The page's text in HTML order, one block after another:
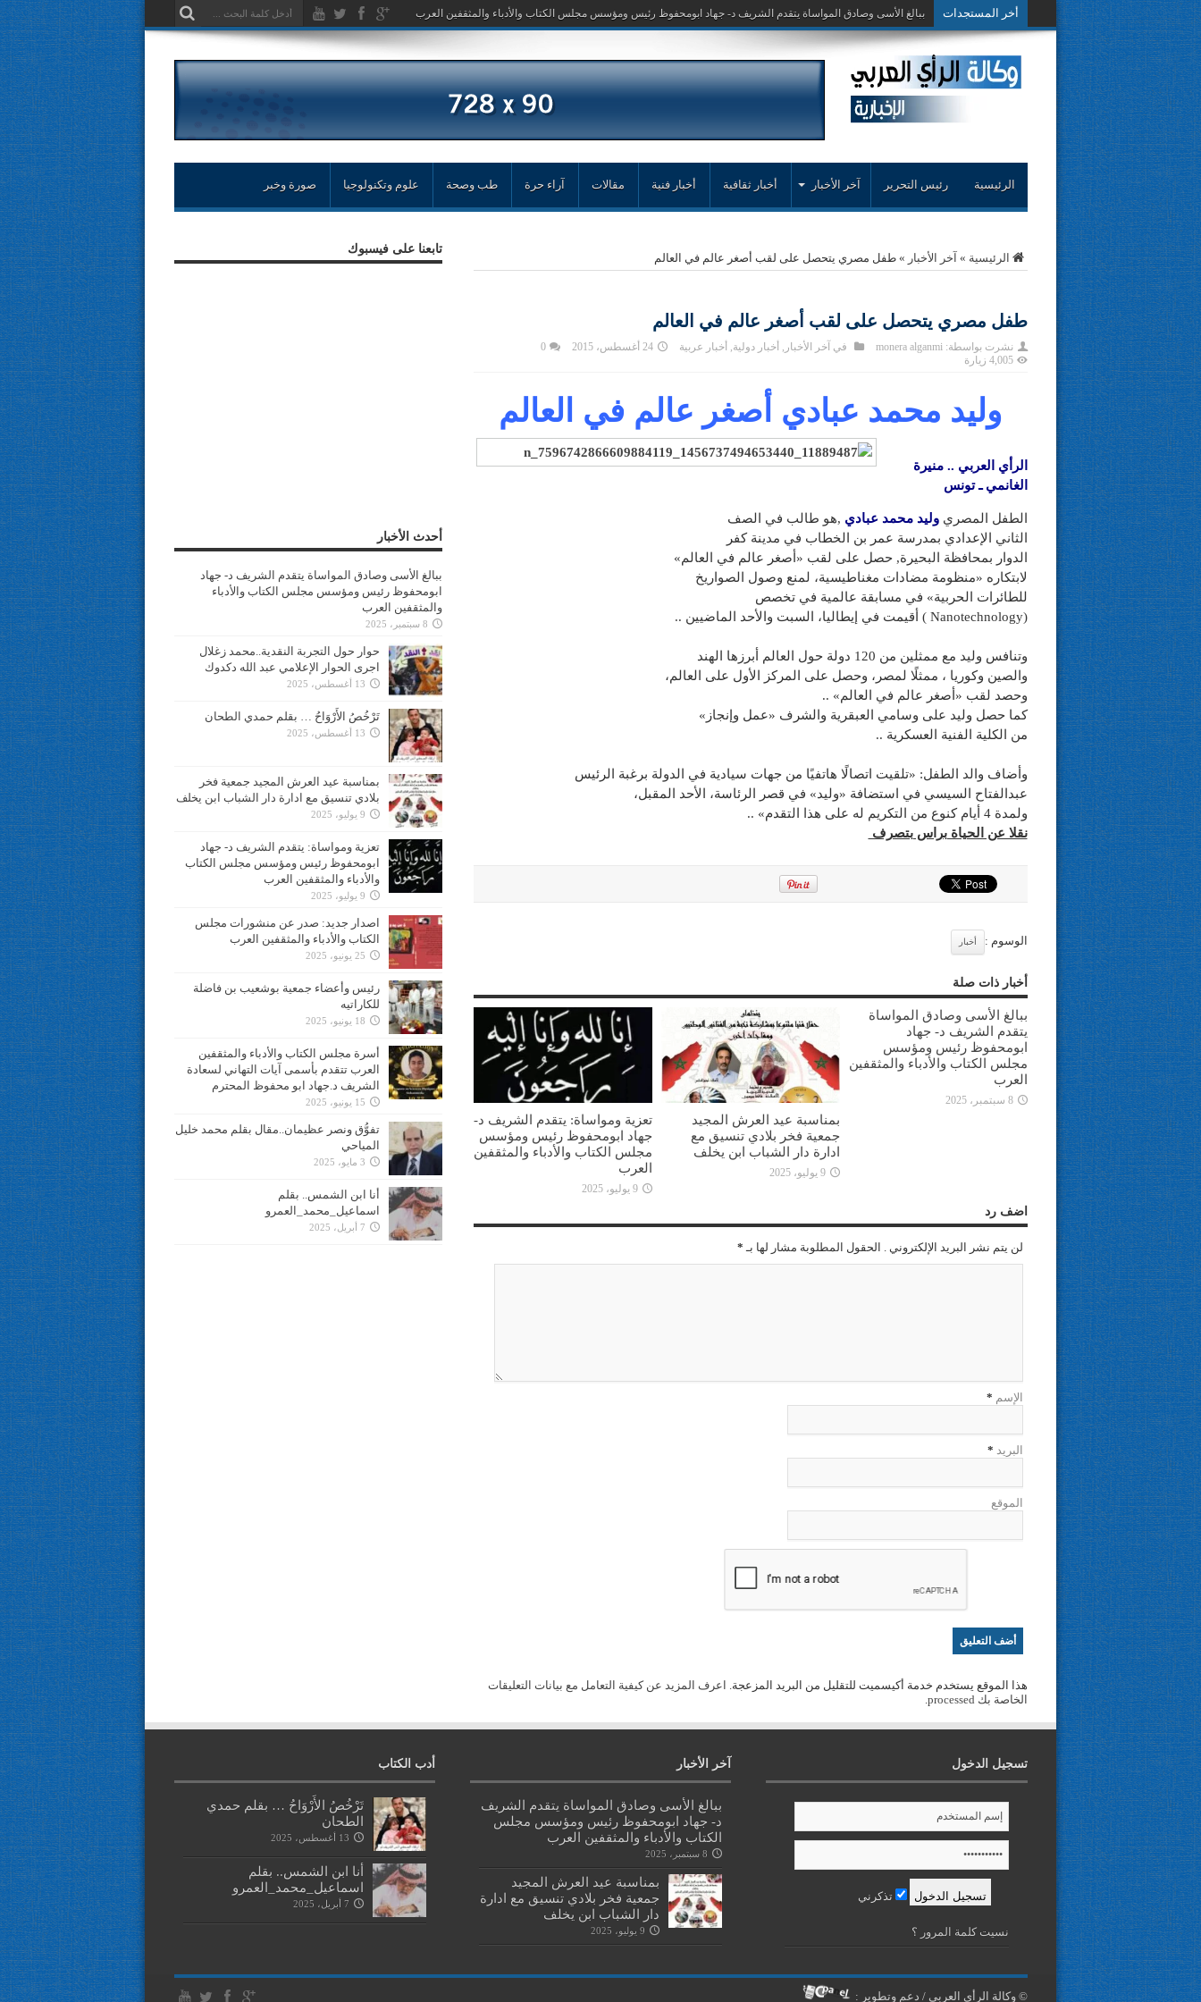
أخر المستجدات حوار حول التجربة
الرئيسية رئيس التحرير آخر الأخبار أخبار ثقافية أخبار فنية مقالات آراء حرة طب وصحة علوم وتكنولوجيا صورة وخبر
الرئيسية » آخر الأخبار »طفل مصري يتحصل على لقب أصغر عالم في العالم
طفل مصري يتحصل على لقب أصغر عالم في العالم
نشرت بواسطة:monera alganmi في آخر الأخبار , أخبار دولية, أخبار عربية 24 أغسطس، 2015
0
4,005 زيارة
وليد محمد عبادي أصغر عالم في العالم
الرأي العربي .. منيرة
الغانمي ـ تونس
الطفل المصريوليد محمد عبادي ,هو طالب في الصف
الثاني الإعدادي بمدرسة عمر بن الخطاب في مدينة كفر
الدوار بمحافظة البحيرة, حصل على لقب «أصغر عالم في العالم»
لابتكاره «منظومة مضادات مغناطيسية، لمنع وصول الصواريخ
للطائرات الحربية» في مسابقة عالمية في تخصص
(Nanotechnology ) أقيمت في إيطاليا، السبت والأحد الماضيين ..
وتنافس وليد مع ممثلين من 120 دولة حول العالم أبرزها الهند
والصين وكوريا ، ممثلًا لمصر، وحصل على المركز الأول على العالم،
وحصد لقب «أصغر عالم في العالم» ..
كما حصل وليد على وسامي العبقرية والشرف «عمل وإنجاز»
من الكلية الفنية العسكرية ..
وأضاف والد الطفل: «تلقيت اتصالًا هاتفيًا من جهات سيادية في الدولة برغبة الرئيس
عبدالفتاح السيسي في استضافة «وليد» في قصر الرئاسة، الأحد المقبل،
ولمدة 4 أيام كنوع من التكريم له على هذا التقدم» ..
نقلا عن الحياة براس بتصرف
الوسوم : أخبار
أخبار ذات صلة
ببالغ الأسى وصادق المواساة
يتقدم الشريف د- جهاد
ابومحفوظ رئيس ومؤسس
مجلس الكتاب والأدباء والمثقفين
العرب
8 سبتمبر، 2025
بمناسبة عيد العرش المجيد
جمعية فخر بلادي تنسيق مع
ادارة دار الشباب ابن يخلف
9 يوليو، 2025
تعزية ومواساة: يتقدم الشريف د-
جهاد ابومحفوظ رئيس ومؤسس
مجلس الكتاب والأدباء والمثقفين
العرب
9 يوليو، 2025
اضف رد
لن يتم نشر البريد الإلكتروني . الحقول المطلوبة مشار لها بـ *
الإسم *
البريد *
الموقع
هذا الموقع يستخدم خدمة أكيسميت للتقليل من البريد المزعجة. اعرف المزيد عن كيفية التعامل مع بيانات التعليقات
الخاصة بك processed
.
تابعنا على فيسبوك
أحدث الأخبار
ببالغ الأسى وصادق المواساة يتقدم الشريف د- جهاد
ابومحفوظ رئيس ومؤسس مجلس الكتاب والأدباء
والمثقفين العرب
8 سبتمبر، 2025
حوار حول التجربة النقدية..محمد زغلال
اجرى الحوار الإعلامي عبد الله دكدوك
13 أغسطس، 2025
تَرْخُصُ الأَرْوَاحُ … بقلم حمدي الطحان
13 أغسطس، 2025
بمناسبة عيد العرش المجيد جمعية فخر
بلادي تنسيق مع ادارة دار الشباب ابن يخلف
9 يوليو، 2025
تعزية ومواساة: يتقدم الشريف د- جهاد
ابومحفوظ رئيس ومؤسس مجلس الكتاب
والأدباء والمثقفين العرب
9 يوليو، 2025
اصدار جديد: صدر عن منشورات مجلس
الكتاب والأدباء والمثقفين العرب
25 يونيو، 2025
رئيس وأعضاء جمعية بوشعيب بن فاضلة
للكاراتيه
18 يونيو، 2025
أسرة مجلس الكتاب والأدباء والمثقفين
العرب تتقدم بأسمى آيات التهاني لسعادة
الشريف د.جهاد ابو محفوظ المحترم
15 يونيو، 2025
تفوُّق ونصر عظيمان..مقال بقلم محمد خليل
المياحي
3 مايو، 2025
أنا ابن الشمس.. بقلم
اسماعيل_محمد_العمرو
7 أبريل، 2025
تسجيل الدخول
تذكرني
نسيت كلمة المرور ؟
آخر الأخبار
ببالغ الأسى وصادق المواساة يتقدم الشريف
د- جهاد ابومحفوظ رئيس ومؤسس مجلس
الكتاب والأدباء والمثقفين العرب
8 سبتمبر، 2025
بمناسبة عيد العرش المجيد
جمعية فخر بلادي تنسيق مع ادارة
دار الشباب ابن يخلف
9 يوليو، 2025
أدب الكتاب
تَرْخُصُ الأَرْوَاحُ … بقلم حمدي
الطحان
13 أغسطس، 2025
أنا ابن الشمس.. بقلم
اسماعيل_محمد_العمرو
7 أبريل، 2025
© وكالة الرأي العربي / دعم وتطوير :